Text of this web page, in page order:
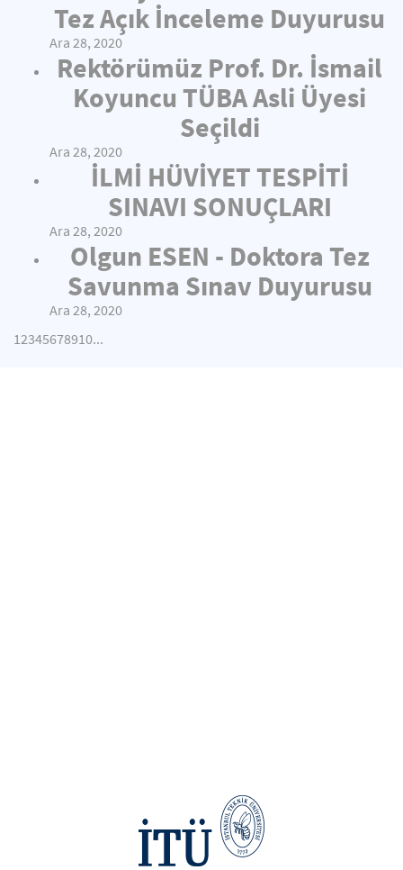
Tez Açık İnceleme Duyurusu
Ara 28, 2020
Rektörümüz Prof. Dr. İsmail
Koyuncu TÜBA Asli Üyesi
Seçildi
Ara 28, 2020
İLMİ HÜVİYET TESPİTİ
SINAVI SONUÇLARI
Ara 28, 2020
Olgun ESEN - Doktora Tez
Savunma Sınav Duyurusu
Ara 28, 2020
12345678910...